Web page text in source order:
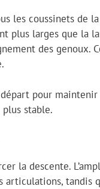
les coussinets de
plus larges que la
des genoux.
pour
stable.
la descente.
tandis